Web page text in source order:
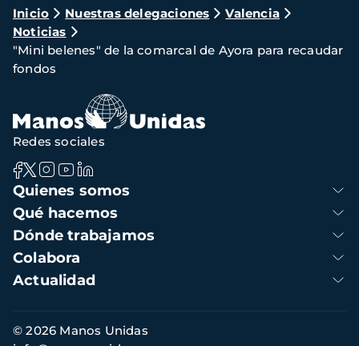
Ruta
de
navegación
Inicio Nuestras delegaciones
Valencia
Noticias
"Mini belenes" de la comarcal de Ayora para recaudar
fondos
Navegación
principal
Quienes somos
Qué hacemos
Dónde trabajamos
Colabora
Actualidad
Redes sociales
Información
© 2026 Manos Unidas